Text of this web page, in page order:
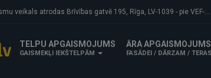
veikals atrodas Brīvības gatvē 195, Rīga, LV-1039 - pie VEF-Gaisa tilta.
TELPU APGAISMOJUMS
GAISMEKĻI IEKŠTELPĀM
ĀRA APGAISMOJUMS
FASĀDEI / DĀRZAM /